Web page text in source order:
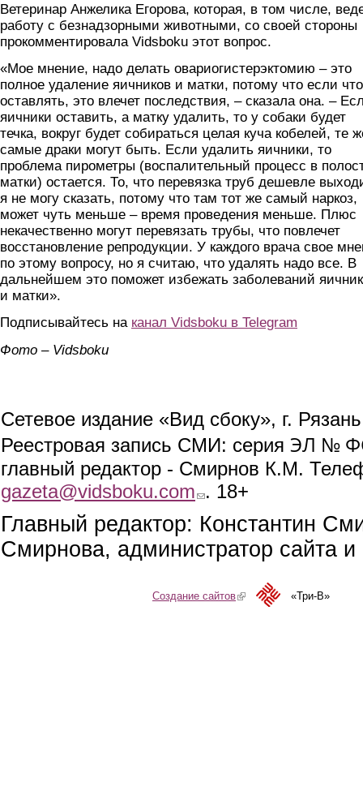
Ветеринар Анжелика Егорова, которая, в том числе,
работу с безнадзорными животными, со своей стороны
прокомментировала Vidsboku этот вопрос.
«Мое мнение, надо делать овариогистерэктомию – это
полное удаление яичников и матки, потому что если
оставлять, это влечет последствия, – сказала она. –
яичники оставить, а матку удалить, то у собаки будет
течка, вокруг будет собираться целая куча кобелей, те
самые драки могут быть. Если удалить яичники, то
проблема пирометры (воспалительный процесс в
матки) остается. То, что перевязка труб дешевле
я не могу сказать, потому что там тот же самый наркоз,
может чуть меньше – время проведения меньше. Плюс
некачественно могут перевязать трубы, что повлечет
восстановление репродукции. У каждого врача свое
по этому вопросу, но я считаю, что удалять надо все. В
дальнейшем это поможет избежать заболеваний
и матки».
Подписывайтесь на канал Vidsboku в Telegram
Фото – Vidsboku
Сетевое издание «Вид сбоку», г.
Реестровая запись СМИ: серия ЭЛ №
главный редактор - Смирнов К.М.
gazeta@vidsboku.com (link sends e-mail)
. 18+
Главный редактор: Константин
Смирнова, администратор сайта
Создание сайтов(link is external)«Три-В»